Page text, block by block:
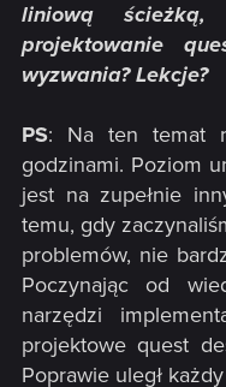
liniową
projektowanie
wyzwania? Lekcje?
PS: Na ten temat
godzinami. Poziom
jest na zupełnie
temu, gdy
problemów, nie
Poczynając od
narzędzi
projektowe quest
Poprawie uległ